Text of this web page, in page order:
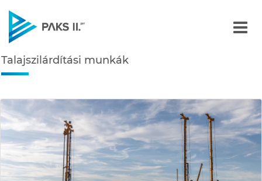
Navigáció
Talajszilárdítási munkák
Talajszilárdítási munkák